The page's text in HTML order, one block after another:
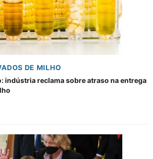
DE MILHO
indústria reclama sobre atraso na entrega